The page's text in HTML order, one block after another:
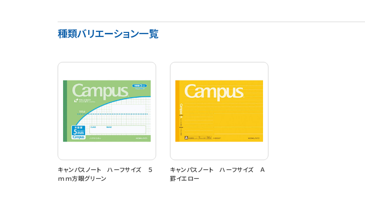
種類バリエーション一覧
キャンパスノート ハーフサイズ ５
ｍｍ方眼グリーン
キャンパスノート ハーフサイズ Ａ
罫イエロー